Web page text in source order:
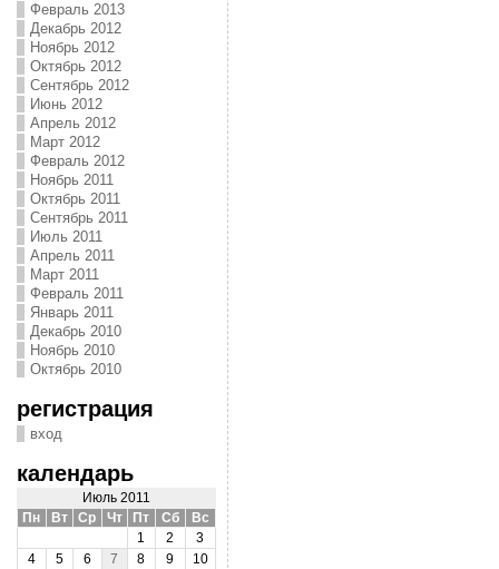
Февраль 2013
Декабрь 2012
Ноябрь 2012
Октябрь 2012
Сентябрь 2012
Июнь 2012
Апрель 2012
Март 2012
Февраль 2012
Ноябрь 2011
Октябрь 2011
Сентябрь 2011
Июль 2011
Апрель 2011
Март 2011
Февраль 2011
Январь 2011
Декабрь 2010
Ноябрь 2010
Октябрь 2010
регистрация
вход
календарь
Июль 2011
Пн
Вт Ср Чт Пт Сб
Вс
1
2
3
4
5 6 7 8 9
10